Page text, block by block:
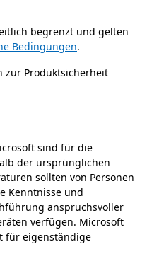
begrenzt und gelten
Bedingungen.
zur Produktsicherheit
sind für die
der ursprünglichen
sollten von Personen
Kenntnisse und
anspruchsvoller
verfügen. Microsoft
für eigenständige